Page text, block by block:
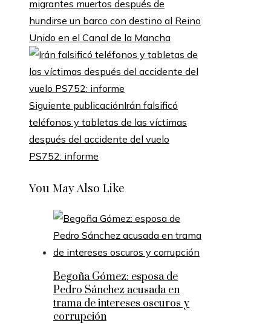
migrantes muertos después de
hundirse un barco con destino al Reino
Unido en el Canal de la Mancha
Siguiente publicaciónIrán falsificó
teléfonos y tabletas de las víctimas
después del accidente del vuelo
PS752: informe
You May Also Like
Begoña Gómez: esposa de
Pedro Sánchez acusada en
trama de intereses oscuros y
corrupción